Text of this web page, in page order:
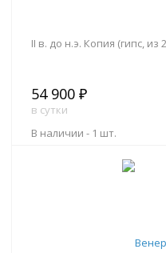
II в. до н.э. Копия (гипс,
54 900 ₽
в сутки
В наличии - 1 шт.